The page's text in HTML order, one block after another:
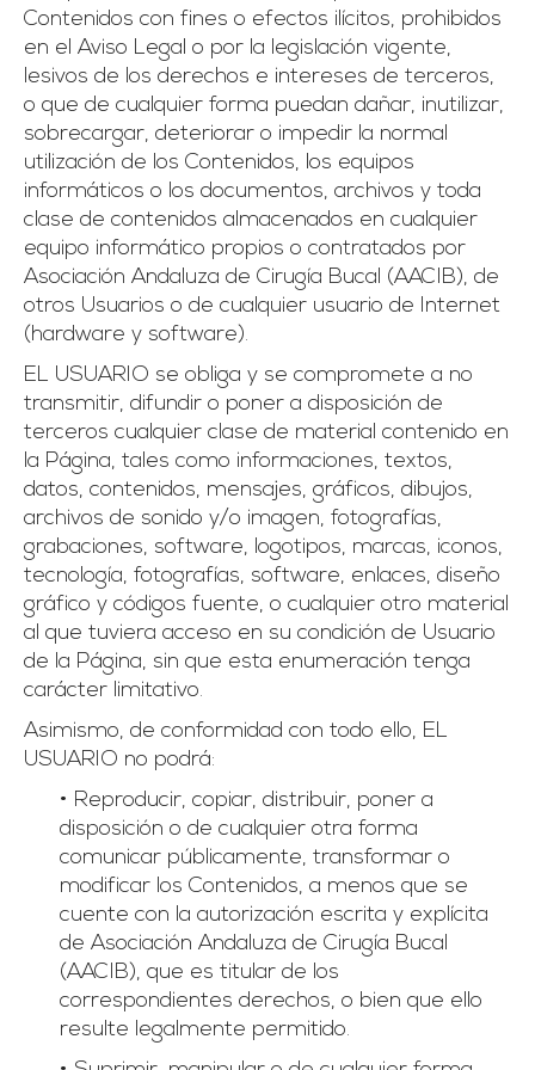
Contenidos con fines o efectos ilícitos, prohibidos
en el Aviso Legal o por la legislación vigente,
lesivos de los derechos e intereses de terceros,
o que de cualquier forma puedan dañar, inutilizar,
sobrecargar, deteriorar o impedir la normal
utilización de los Contenidos, los equipos
informáticos o los documentos, archivos y toda
clase de contenidos almacenados en cualquier
equipo informático propios o contratados por
Asociación Andaluza de Cirugía Bucal (AACIB), de
otros Usuarios o de cualquier usuario de Internet
(hardware y software).
EL USUARIO se obliga y se compromete a no
transmitir, difundir o poner a disposición de
terceros cualquier clase de material contenido en
la Página, tales como informaciones, textos,
datos, contenidos, mensajes, gráficos, dibujos,
archivos de sonido y/o imagen, fotografías,
grabaciones, software, logotipos, marcas, iconos,
tecnología, fotografías, software, enlaces, diseño
gráfico y códigos fuente, o cualquier otro material
al que tuviera acceso en su condición de Usuario
de la Página, sin que esta enumeración tenga
carácter limitativo.
Asimismo, de conformidad con todo ello, EL
USUARIO no podrá:
• Reproducir, copiar, distribuir, poner a
disposición o de cualquier otra forma
comunicar públicamente, transformar o
modificar los Contenidos, a menos que se
cuente con la autorización escrita y explícita
de Asociación Andaluza de Cirugía Bucal
(AACIB), que es titular de los
correspondientes derechos, o bien que ello
resulte legalmente permitido.